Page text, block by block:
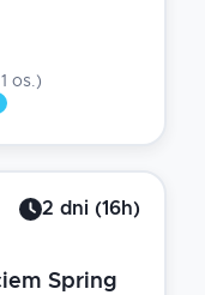
os.)
2 dni (16h)
Spring